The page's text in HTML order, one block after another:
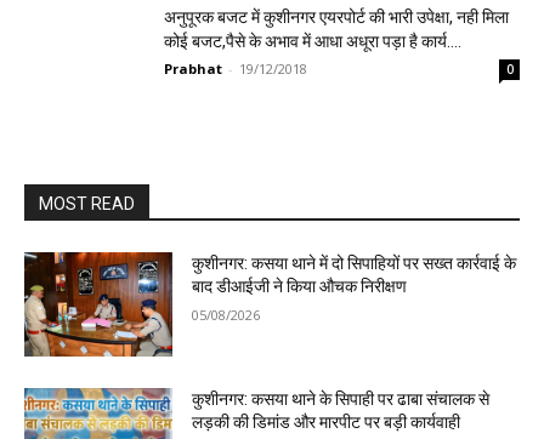
अनुपूरक बजट में कुशीनगर एयरपोर्ट की भारी उपेक्षा, नही मिला
कोई बजट,पैसे के अभाव में आधा अधूरा पड़ा है कार्य….
Prabhat - 19/12/2018 0
MOST READ
कुशीनगर: कसया थाने में दो सिपाहियों पर सख्त कार्रवाई के
बाद डीआईजी ने किया औचक निरीक्षण
05/08/2026
कुशीनगर: कसया थाने के सिपाही पर ढाबा संचालक से
लड़की की डिमांड और मारपीट पर बड़ी कार्यवाही